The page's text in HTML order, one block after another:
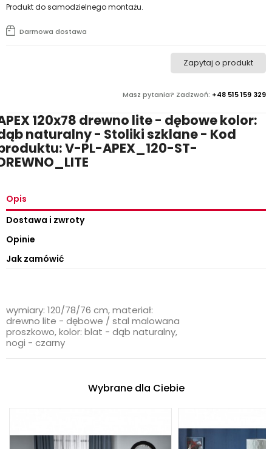
Masz pytania? Zadzwoń: +48 515 159 329
Zapytaj o produkt
Darmowa dostawa
Produkt do samodzielnego montażu.
120x78 drewno lite - dębowe kolor:
naturalny - Stoliki szklane - Kod
V-PL-APEX_120-ST-
Opis
Dostawa i zwroty
Opinie
Jak zamówić
wymiary: 120/78/76 cm, materiał:
drewno lite - dębowe / stal malowana
proszkowo, kolor: blat - dąb naturalny,
nogi - czarny
Wybrane dla Ciebie